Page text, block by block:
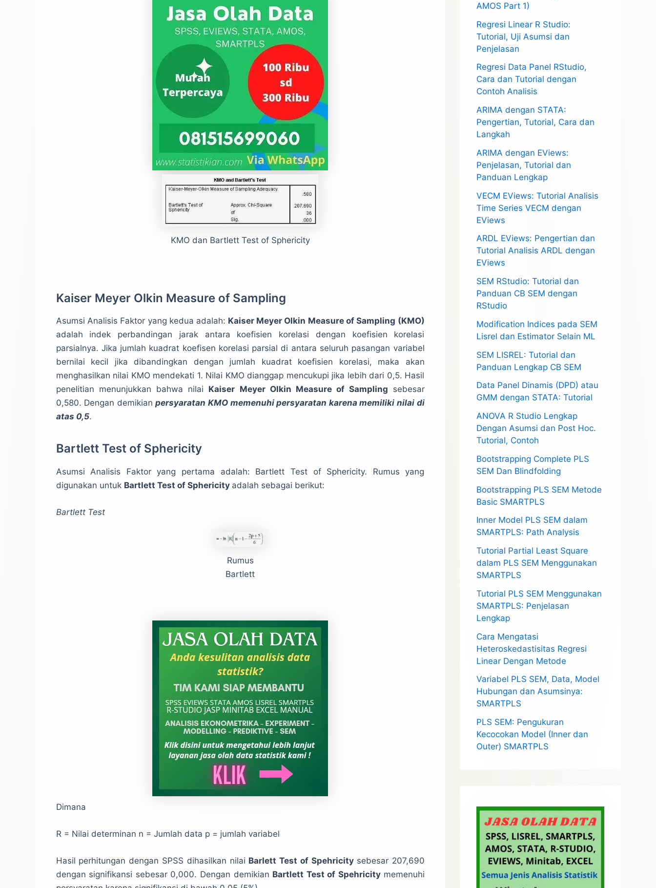
KMO dan Bartlett Test of Sphericity
Kaiser Meyer Olkin Measure of Sampling
Asumsi Analisis Faktor yang kedua adalah: Kaiser Meyer Olkin Measure of Sampling (KMO)
adalah indek perbandingan jarak antara koefisien korelasi dengan koefisien korelasi
parsialnya. Jika jumlah kuadrat koefisen korelasi parsial di antara seluruh pasangan variabel
bernilai kecil jika dibandingkan dengan jumlah kuadrat koefisien korelasi, maka akan
menghasilkan nilai KMO mendekati 1. Nilai KMO dianggap mencukupi jika lebih dari 0,5. Hasil
penelitian menunjukkan bahwa nilai Kaiser Meyer Olkin Measure of Sampling sebesar
0,580. Dengan demikianpersyaratan KMO memenuhi persyaratan karena memiliki nilai di
atas 0,5.
Bartlett Test of Sphericity
Asumsi Analisis Faktor yang pertama adalah: Bartlett Test of Sphericity. Rumus yang
digunakan untuk Bartlett Test of Sphericity adalah sebagai berikut:
Bartlett Test
Rumus
Bartlett
Dimana
R = Nilai determinan n = Jumlah data p = jumlah variabel
Hasil perhitungan dengan SPSS dihasilkan nilai Barlett Test of Spehricity sebesar 207,690
dengan signifikansi sebesar 0,000. Dengan demikian Bartlett Test of Spehricity memenuhi
AMOS Part 1)
Regresi Linear R Studio:
Tutorial, Uji Asumsi dan
Penjelasan
Regresi Data Panel RStudio,
Cara dan Tutorial dengan
Contoh Analisis
ARIMA dengan STATA:
Pengertian, Tutorial, Cara dan
Langkah
ARIMA dengan EViews:
Penjelasan, Tutorial dan
Panduan Lengkap
VECM EViews: Tutorial Analisis
Time Series VECM dengan
EViews
ARDL EViews: Pengertian dan
Tutorial Analisis ARDL dengan
EViews
SEM RStudio: Tutorial dan
Panduan CB SEM dengan
RStudio
Modification Indices pada SEM
Lisrel dan Estimator Selain ML
SEM LISREL: Tutorial dan
Panduan Lengkap CB SEM
Data Panel Dinamis (DPD) atau
GMM dengan STATA: Tutorial
ANOVA R Studio Lengkap
Dengan Asumsi dan Post Hoc.
Tutorial, Contoh
Bootstrapping Complete PLS
SEM Dan Blindfolding
Bootstrapping PLS SEM Metode
Basic SMARTPLS
Inner Model PLS SEM dalam
SMARTPLS: Path Analysis
Tutorial Partial Least Square
dalam PLS SEM Menggunakan
SMARTPLS
Tutorial PLS SEM Menggunakan
SMARTPLS: Penjelasan
Lengkap
Cara Mengatasi
Heteroskedastisitas Regresi
Linear Dengan Metode
Variabel PLS SEM, Data, Model
Hubungan dan Asumsinya:
SMARTPLS
PLS SEM: Pengukuran
Kecocokan Model (Inner dan
Outer) SMARTPLS